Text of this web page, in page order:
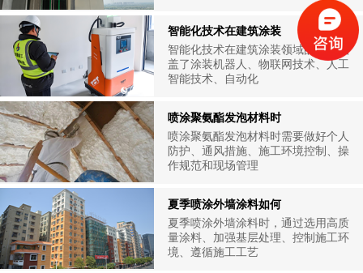
智能化技术在建筑涂装
智能化技术在建筑涂装领域的应用涵
盖了涂装机器人、物联网技术、人工
智能技术、自动化
喷涂聚氨酯发泡材料时
喷涂聚氨酯发泡材料时需要做好个人
防护、通风措施、施工环境控制、操
作规范和现场管理
夏季喷涂外墙涂料如何
夏季喷涂外墙涂料时，通过选用高质
量涂料、加强基层处理、控制施工环
境、遵循施工工艺